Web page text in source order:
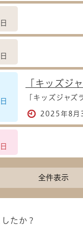
「キッズジ
「キッズジャズ
2025年8月
全件表示
たか？